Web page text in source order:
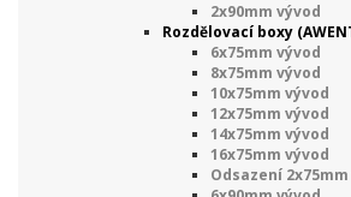
2x90mm vývod
Rozdělovací boxy
6x75mm vývod
8x75mm vývod
10x75mm vývod
12x75mm vývod
14x75mm vývod
16x75mm vývod
Odsazení